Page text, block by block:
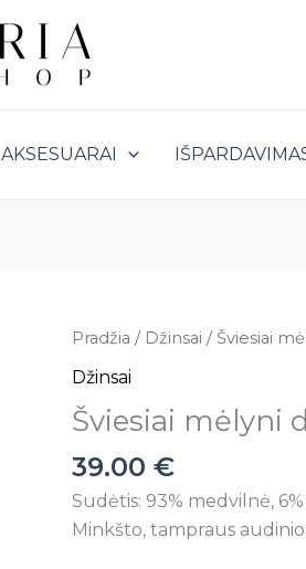
AKSESUARAI
Pradžia / Džinsai / Šviesiai
Džinsai
Šviesiai mėlyni
39.00€
Sudėtis: 93% medvilnė,
Minkšto, tampraus audinio
produkto
kiekis:
mėlyni
Wide
leg
Spring